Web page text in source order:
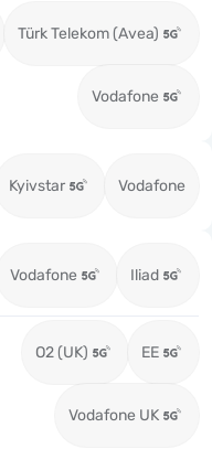
Türk Telekom (Avea)
Vodafone
Kyivstar Vodafone
Vodafone Iliad
O2 (UK) EE
Vodafone UK